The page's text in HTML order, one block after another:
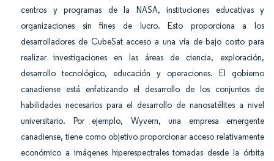
centros y programas de la NASA, instituciones educativas y
organizaciones sin fines de lucro. Esto proporciona a los
desarrolladores de CubeSat acceso a una vía de bajo costo para
realizar investigaciones en las áreas de ciencia, exploración,
desarrollo tecnológico, educación y operaciones. El gobierno
canadiense está enfatizando el desarrollo de los conjuntos de
habilidades necesarios para el desarrollo de nanosatélites a nivel
universitario. Por ejemplo, Wyvern, una empresa emergente
canadiense, tiene como objetivo proporcionar acceso relativamente
económico a imágenes hiperespectrales tomadas desde la órbita